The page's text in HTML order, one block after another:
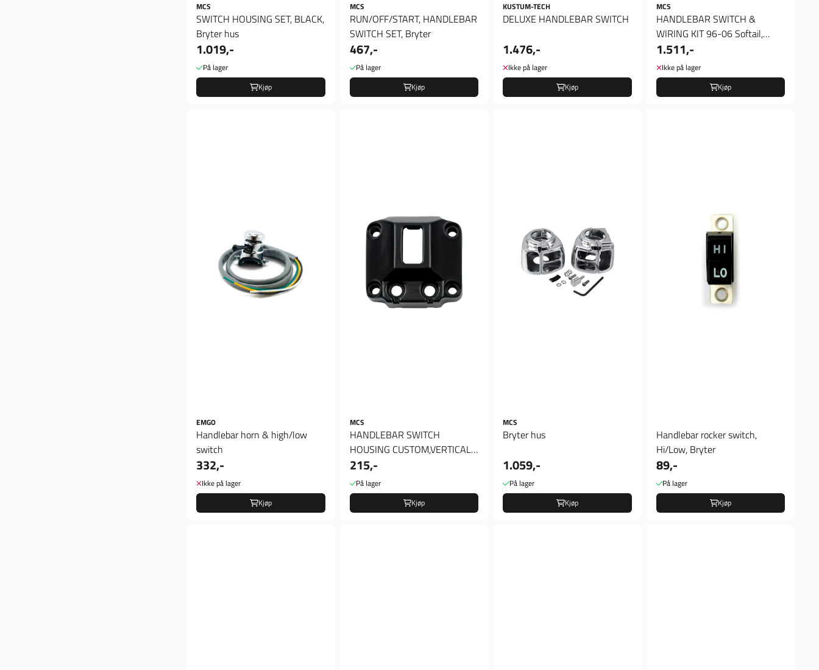
MCS
SWITCH HOUSING SET, BLACK,
Bryter hus
1.019,-
På lager
Kjøp
MCS
RUN/OFF/START, HANDLEBAR
SWITCH SET, Bryter
467,-
På lager
Kjøp
KUSTUM-TECH
DELUXE HANDLEBAR SWITCH
1.476,-
Ikke på lager
Kjøp
MCS
HANDLEBAR SWITCH &
WIRING KIT 96-06 Softail,
Dyna
1.511,-
Ikke på lager
Kjøp
EMGO
Handlebar horn & high/low
switch
332,-
Ikke på lager
Kjøp
MCS
HANDLEBAR SWITCH
HOUSING CUSTOM,VERTICAL
SWITCH HOLE
215,-
På lager
Kjøp
MCS
Bryter hus
1.059,-
På lager
Kjøp
Handlebar rocker switch,
Hi/Low, Bryter
89,-
På lager
Kjøp